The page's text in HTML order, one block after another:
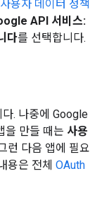
용자 데이터 정책
API 서비스:
다를 선택합니다.
. 나중에 Google
을 만들 때는 사용
런 다음 앱에 필요
용은 전체 OAuth